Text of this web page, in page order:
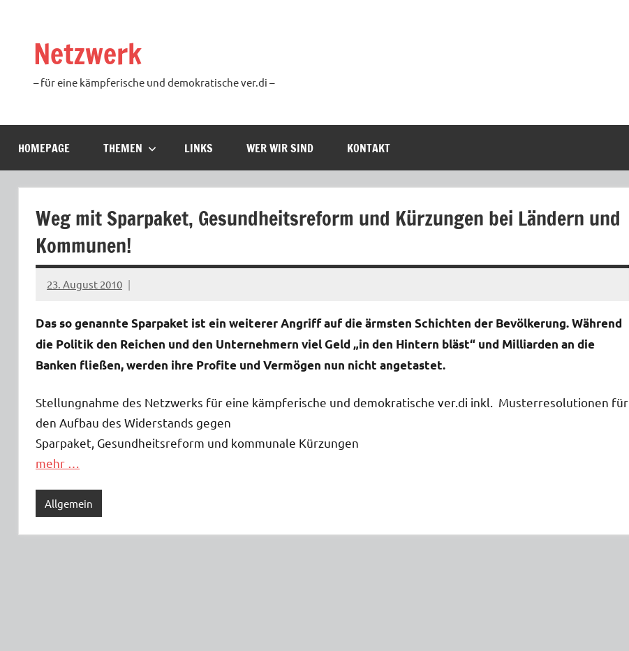
springenNetzwerk
– für eine kämpferische und demokratische ver.di –
HOMEPAGE THEMEN LINKS WER WIR SIND KONTAKT
Weg mit Sparpaket, Gesundheitsreform und Kürzungen bei Ländern und
Kommunen!
23. August 2010
Ilja
Das so genannte Sparpaket ist ein weiterer Angriff auf die ärmsten Schichten der Bevölkerung. Während
die Politik den Reichen und den Unternehmern viel Geld „in den Hintern bläst“ und Milliarden an die
Banken fließen, werden ihre Profite und Vermögen nun nicht angetastet.
Stellungnahme des Netzwerks für eine kämpferische und demokratische ver.di inkl. Musterresolutionen für
den Aufbau des Widerstands gegen
Sparpaket, Gesundheitsreform und kommunale Kürzungen
mehr …
Allgemein